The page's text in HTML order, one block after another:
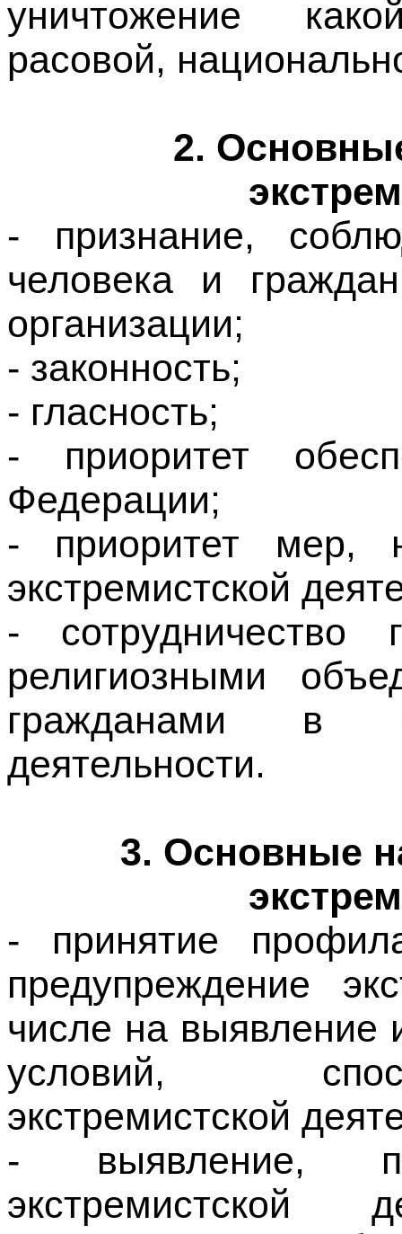
2.
- признание,
человека и
организации;
- законность;
- гласность;
- приоритет
Федерации;
- приоритет мер,
экстремистской
- сотрудничество
религиозными
гражданами в
деятельности.
3. Основные
- принятие
предупреждение
числе на выявление
условий,
экстремистской
- выявление,
экстремистской
религиозных
физических лиц.